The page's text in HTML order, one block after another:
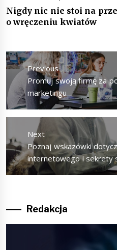
Nigdy nic nie stoi na
o wręczeniu kwiatów
Nawigacja
wpisuPrevious
Previous
post:
Promuj swoją firmę za
marketingu
Next
Next
post:
Poznaj wskazówki
internetowego i sekrety
Redakcja